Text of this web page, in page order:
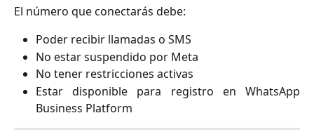
El número que conectarás debe:
Poder recibir llamadas o SMS
No estar suspendido por Meta
No tener restricciones activas
Estar disponible para registro en WhatsApp
Business Platform